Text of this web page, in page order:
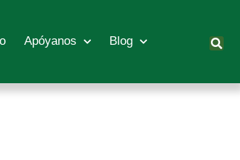
Apóyanos Blog